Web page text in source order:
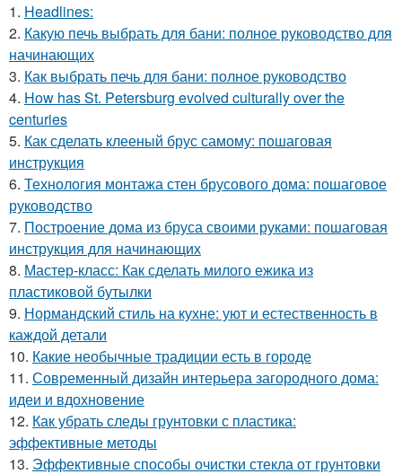
1. Headlines:
2. Какую печь выбрать для бани: полное руководство для
начинающих
3. Как выбрать печь для бани: полное руководство
4. How has St. Petersburg evolved culturally over the
centuries
5. Как сделать клееный брус самому: пошаговая
инструкция
6. Технология монтажа стен брусового дома: пошаговое
руководство
7. Построение дома из бруса своими руками: пошаговая
инструкция для начинающих
8. Мастер-класс: Как сделать милого ежика из
пластиковой бутылки
9. Нормандский стиль на кухне: уют и естественность в
каждой детали
10. Какие необычные традиции есть в городе
11. Современный дизайн интерьера загородного дома:
идеи и вдохновение
12. Как убрать следы грунтовки с пластика:
эффективные методы
13. Эффективные способы очистки стекла от грунтовки